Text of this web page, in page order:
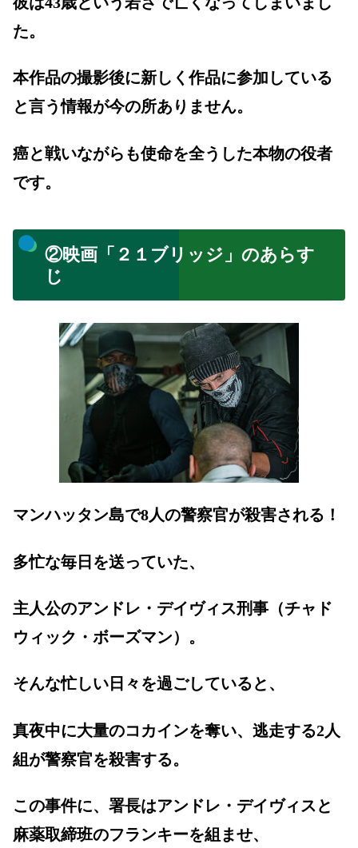
た。
本作品の撮影後に新しく作品に参加している
と言う情報が今の所ありません。
癌と戦いながらも使命を全うした本物の役者
です。
②映画「２１ブリッジ」のあらす
じ
マンハッタン島で8人の警察官が殺害される！
多忙な毎日を送っていた、
主人公のアンドレ・デイヴィス刑事（チャド
ウィック・ボーズマン）。
そんな忙しい日々を過ごしていると、
真夜中に大量のコカインを奪い、逃走する2人
組が警察官を殺害する。
この事件に、署長はアンドレ・デイヴィスと
麻薬取締班のフランキーを組ませ、